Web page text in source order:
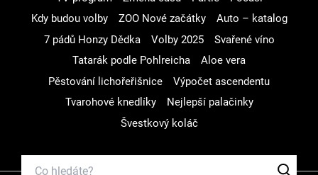
Kdy budou volby
ZOO Nové začátky
Auto – katalog
7 pádů Honzy Dědka
Volby 2025
Svařené víno
Tatarák podle Pohlreicha
Aloe vera
Pěstování lichořeřišnice
Výpočet ascendentu
Tvarohové knedlíky
Nejlepší palačinky
Švestkový koláč